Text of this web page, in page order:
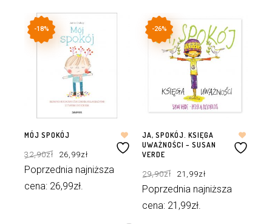
-18%
MÓJ SPOKÓJ
32,90zł cena
wynosiła:
32,90zł.
26,99zł
Aktualna
cena
26,99zł.
Poprzednia najniższa
cena: 26,99zł.
-26%
JA, SPOKÓJ. KSIĘGA
UWAŻNOŚCI – SUSAN
VERDE
29,90zł cena
wynosiła:
29,90zł.
21,99złcena
21,99zł.
Poprzednia najniższa
cena: 21,99zł.